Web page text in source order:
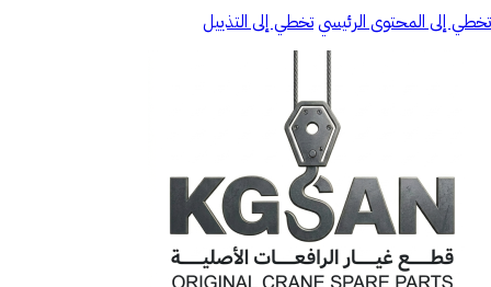
تخطي إلى المحتوى الرئيسيتخطي إلى التذييل